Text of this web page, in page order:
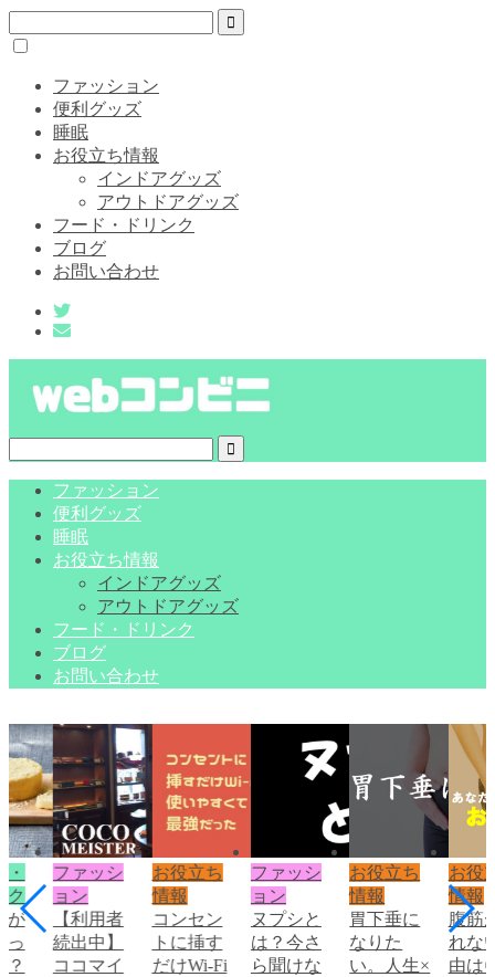
ファッション
便利グッズ
睡眠
お役立ち情報
インドアグッズ
アウトドアグッズ
フード・ドリンク
ブログ
お問い合わせ
ファッション
便利グッズ
睡眠
お役立ち情報
インドアグッズ
アウトドアグッズ
フード・ドリンク
ブログ
お問い合わせ
ク
が
っ
？
ファッシ
ョン
【利用者
続出中】
ココマイ
お役立ち
情報
コンセン
トに挿す
だけWi-Fi
ファッシ
ョン
ヌプシと
は？今さ
ら聞けな
お役立ち
情報
胃下垂に
なりた
い。人生×
お役
情報
腹筋
れな
由は